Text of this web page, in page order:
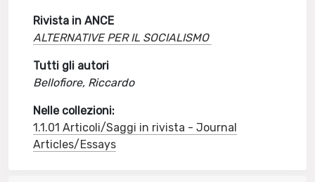
Rivista in ANCE
ALTERNATIVE PER IL SOCIALISMO
Tutti gli autori
Bellofiore, Riccardo
Nelle collezioni:
1.1.01 Articoli/Saggi in rivista - Journal
Articles/Essays